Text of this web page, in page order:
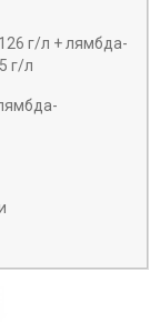
г/л + лямбда-
г/л